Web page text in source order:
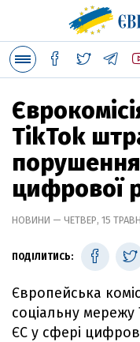
TikTok
цифрової
НОВИНИ — ЧЕТВЕР, 15
ПОДІЛИТИСЬ:
Європейська
соціальну
ЄС у сфері